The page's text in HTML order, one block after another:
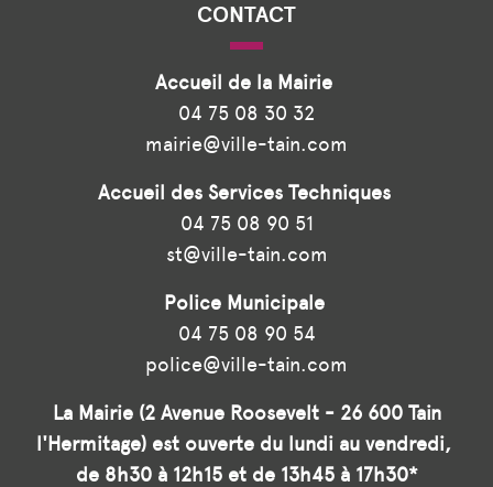
CONTACT
Accueil de la Mairie
04 75 08 30 32
mairie@ville-tain.com
Accueil des Services Techniques
04 75 08 90 51
st@ville-tain.com
Police Municipale
04 75 08 90 54
police@ville-tain.com
La Mairie (2 Avenue Roosevelt - 26 600 Tain
l'Hermitage) est ouverte du lundi au vendredi,
de 8h30 à 12h15 et de 13h45 à 17h30*